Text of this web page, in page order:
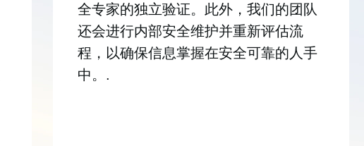
全专家的独立验证。此外，我们的团队
还会进行内部安全维护并重新评估流
程，以确保信息掌握在安全可靠的人手
中。.